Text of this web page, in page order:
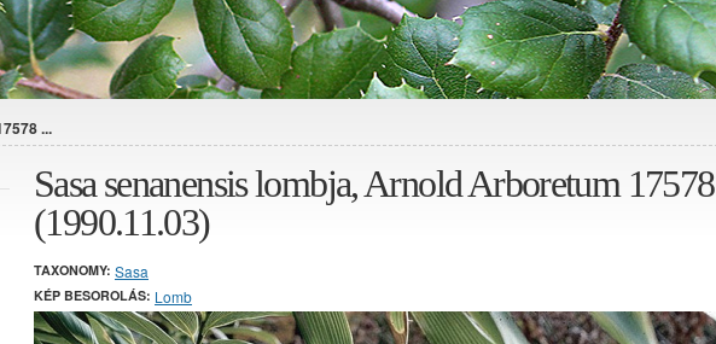
...
Sasa senanensis lombja, Arnold Arboretum 17578
(1990.11.03)
TAXONOMY: Sasa
KÉP BESOROLÁS: Lomb